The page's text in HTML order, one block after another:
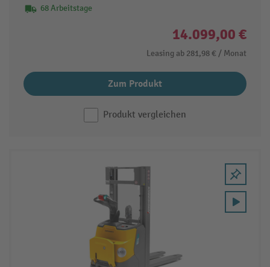
68 Arbeitstage
14.099,00 €
Leasing ab 281,98 € / Monat
Zum Produkt
Produkt vergleichen